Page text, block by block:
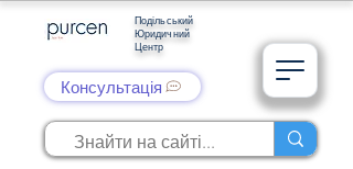
Подільський
Юридичний
Центр
Консультація